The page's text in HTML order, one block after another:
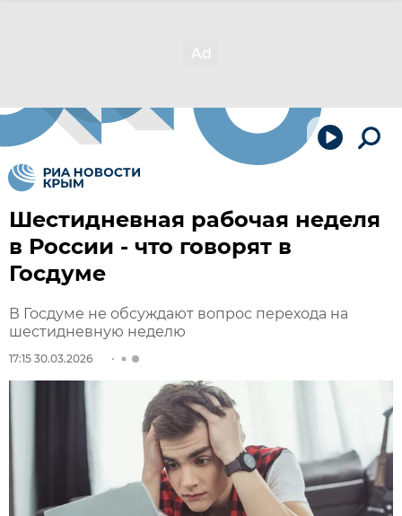
Шестидневная рабочая неделя
в России - что говорят в
Госдуме
В Госдуме не обсуждают вопрос перехода на
шестидневную неделю
17:15 30.03.2026